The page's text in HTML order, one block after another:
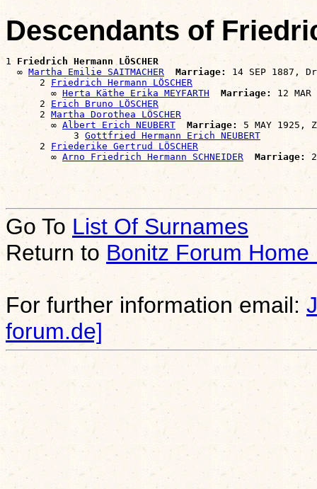
Descendants of
1 Friedrich Hermann LÖSCHER
  ∞
Martha Emilie SAITMACHER Marriage:
14 SEP 1887,
      2
Friedrich Hermann LÖSCHER
        ∞
Herta Käthe Erika MEYFARTH Marriage:
12
      2
Erich Bruno LÖSCHER
      2
Martha Dorothea LÖSCHER
        ∞
Albert Erich NEUBERT Marriage: 5 MAY 1925,
            3
Gottfried Hermann Erich NEUBERT
      2
Friederike Gertrud LÖSCHER
        ∞
Arno Friedrich Hermann SCHNEIDER Marriage:
Go To List Of Surnames
Return to Bonitz Forum Home
For further information email:
forum.de]